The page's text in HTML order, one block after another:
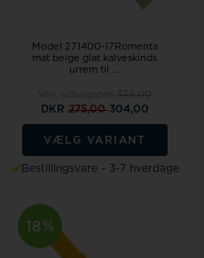
Model 271400-17Romenta
mat beige glat kalveskinds
urrem til ...
DKR 275,00304,00
VÆLG VARIANT
Bestillingsvare - 3-7 hverdage
18%